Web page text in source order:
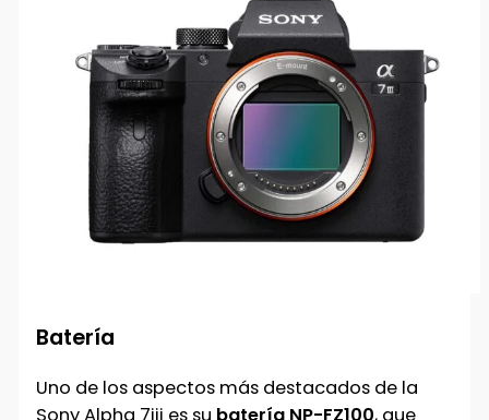
Batería
Uno de los aspectos más destacados de la